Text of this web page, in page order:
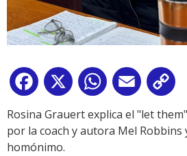
Facebook
X WhatsApp
Email
Rosina Grauert explica el "let
por la coach y autora Mel
homónimo.